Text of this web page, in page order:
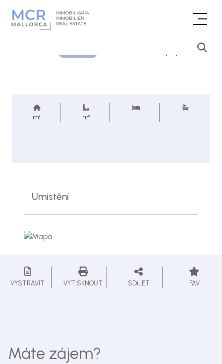
Cenová poptávka
m² m²
Umístění
VYSTRAVIT VYTISKNOUT SDíLET FAV
Máte zájem?